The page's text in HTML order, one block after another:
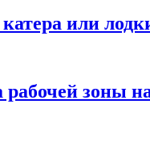
или
рабочей зоны